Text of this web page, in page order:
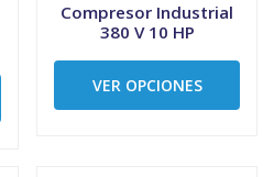
Compresor Industrial
380 V 10 HP
VER OPCIONES